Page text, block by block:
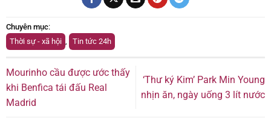
Chuyên mục:
Thời sự - xã hội
Tin tức 24h
Mourinho cầu được ước thấy
khi Benfica tái đấu Real
Madrid
‘Thư ký Kim’ Park Min Young
nhịn ăn, ngày uống 3 lít nước